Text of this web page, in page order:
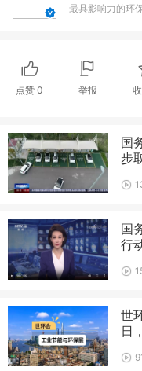
最具影响力的环
点赞 0 举报
国
步
国
行
世
日